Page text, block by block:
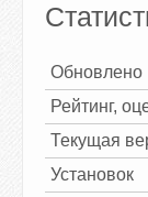
Обновлено
Рейтинг,
Текущая
Установок